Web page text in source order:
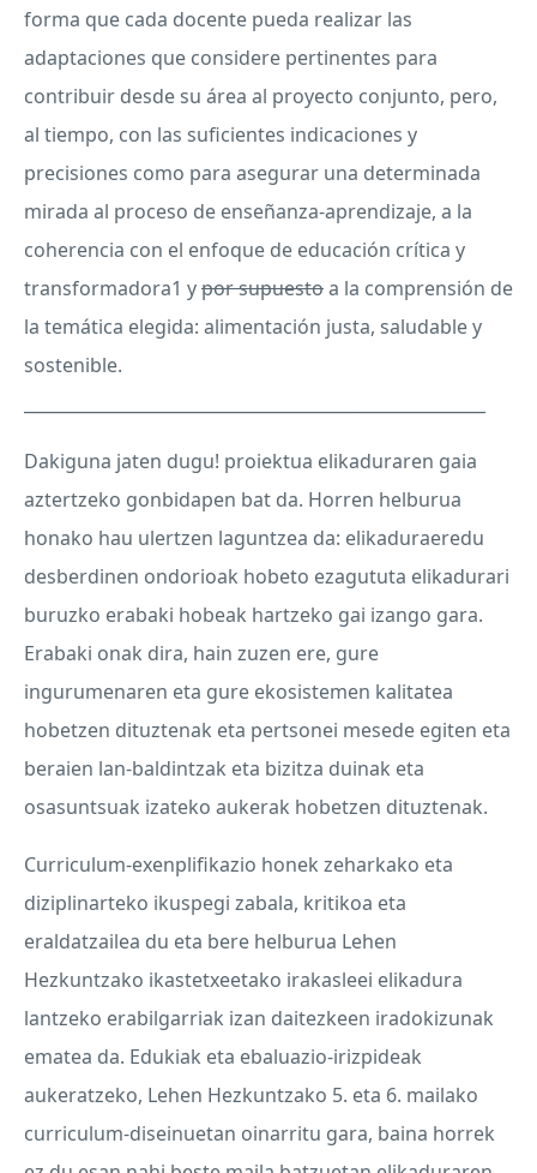
forma que cada docente pueda realizar las
adaptaciones que considere pertinentes para
contribuir desde su área al proyecto conjunto, pero,
al tiempo, con las suficientes indicaciones y
precisiones como para asegurar una determinada
mirada al proceso de enseñanza-aprendizaje, a la
coherencia con el enfoque de educación crítica y
transformadora1 ypor supuestoa la comprensión de
la temática elegida: alimentación justa, saludable y
sostenible.
Dakiguna jaten dugu! proiektua elikaduraren gaia
aztertzeko gonbidapen bat da. Horren helburua
honako hau ulertzen laguntzea da: elikaduraeredu
desberdinen ondorioak hobeto ezagututa elikadurari
buruzko erabaki hobeak hartzeko gai izango gara.
Erabaki onak dira, hain zuzen ere, gure
ingurumenaren eta gure ekosistemen kalitatea
hobetzen dituztenak eta pertsonei mesede egiten eta
beraien lan-baldintzak eta bizitza duinak eta
osasuntsuak izateko aukerak hobetzen dituztenak.
Curriculum-exenplifikazio honek zeharkako eta
diziplinarteko ikuspegi zabala, kritikoa eta
eraldatzailea du eta bere helburua Lehen
Hezkuntzako ikastetxeetako irakasleei elikadura
lantzeko erabilgarriak izan daitezkeen iradokizunak
ematea da. Edukiak eta ebaluazio-irizpideak
aukeratzeko, Lehen Hezkuntzako 5. eta 6. mailako
curriculum-diseinuetan oinarritu gara, baina horrek